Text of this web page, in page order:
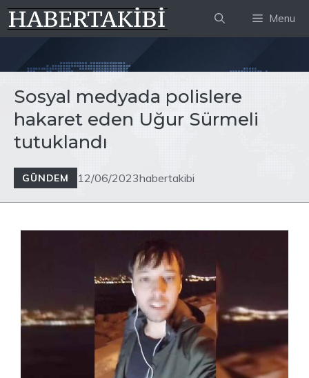
İçeriğe
atla
Menu
Sosyal medyada polislere
hakaret eden Uğur Sürmeli
tutuklandı
GÜNDEM 12/06/2023habertakibi